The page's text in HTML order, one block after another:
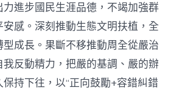
進步國民生涯品德，不竭加強群
感。深刻推動生態文明扶植，全
成長。果斷不移推動周全從嚴治
反動精力，把嚴的基調、嚴的辦
持下往，以“正向鼓勵+容錯糾錯